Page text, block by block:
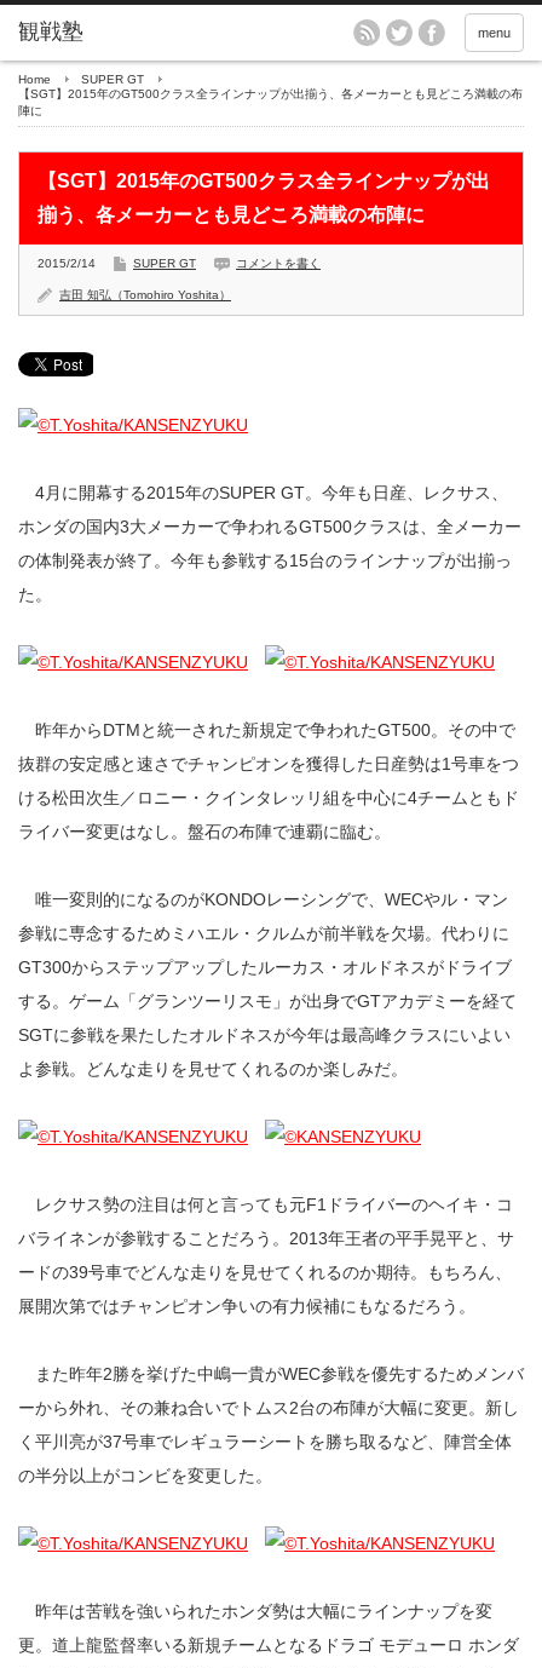
menu
Home
SUPER GT
【SGT】2015年のGT500クラス全ラインナップが出揃う、各メーカーとも見どころ満載の布
陣に
【SGT】2015年のGT500クラス全ラインナップが出
揃う、各メーカーとも見どころ満載の布陣に
2015/2/14 SUPER GT コメントを書く
吉田 知弘（Tomohiro Yoshita）
4月に開幕する2015年のSUPER GT。今年も日産、レクサス、
ホンダの国内3大メーカーで争われるGT500クラスは、全メーカー
の体制発表が終了。今年も参戦する15台のラインナップが出揃っ
た。
昨年からDTMと統一された新規定で争われたGT500。その中で
抜群の安定感と速さでチャンピオンを獲得した日産勢は1号車をつ
ける松田次生／ロニー・クインタレッリ組を中心に4チームともド
ライバー変更はなし。盤石の布陣で連覇に臨む。
唯一変則的になるのがKONDOレーシングで、WECやル・マン
参戦に専念するためミハエル・クルムが前半戦を欠場。代わりに
GT300からステップアップしたルーカス・オルドネスがドライブ
する。ゲーム「グランツーリスモ」が出身でGTアカデミーを経て
SGTに参戦を果たしたオルドネスが今年は最高峰クラスにいよい
よ参戦。どんな走りを見せてくれるのか楽しみだ。
レクサス勢の注目は何と言っても元F1ドライバーのヘイキ・コ
バライネンが参戦することだろう。2013年王者の平手晃平と、サ
ードの39号車でどんな走りを見せてくれるのか期待。もちろん、
展開次第ではチャンピオン争いの有力候補にもなるだろう。
また昨年2勝を挙げた中嶋一貴がWEC参戦を優先するためメンバ
ーから外れ、その兼ね合いでトムス2台の布陣が大幅に変更。新し
く平川亮が37号車でレギュラーシートを勝ち取るなど、陣営全体
の半分以上がコンビを変更した。
昨年は苦戦を強いられたホンダ勢は大幅にラインナップを変
更。道上龍監督率いる新規チームとなるドラゴ モデューロ ホンダ